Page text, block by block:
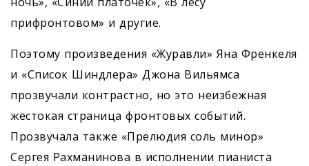
прифронтовом» и другие.
Поэтому произведения «Журавли» Яна Френкеля
и «Список Шиндлера» Джона Вильямса
прозвучали контрастно, но это неизбежная
жестокая страница фронтовых событий.
Прозвучала также «Прелюдия соль минор»
Сергея Рахманинова в исполнении пианиста